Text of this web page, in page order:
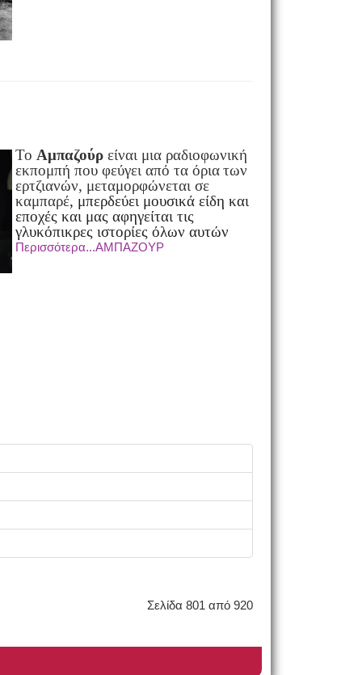
Το Αμπαζούρ είναι μια ραδιοφωνική
εκπομπή που φεύγει από τα όρια των
ερτζιανών, μεταμορφώνεται σε
καμπαρέ, μπερδεύει μουσικά είδη και
εποχές και μας αφηγείται τις
γλυκόπικρες ιστορίες όλων αυτών
Περισσότερα...ΑΜΠΑΖΟΥΡ
Σελίδα 801 από 920